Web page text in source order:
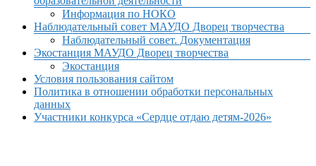
Информация по НОКО
Наблюдательный совет МАУДО Дворец творчества
Наблюдательный совет. Документация
Экостанция МАУДО Дворец творчества
Экостанция
Условия пользования сайтом
Политика в отношении обработки персональных
данных
Участники конкурса «Сердце отдаю детям-2026»